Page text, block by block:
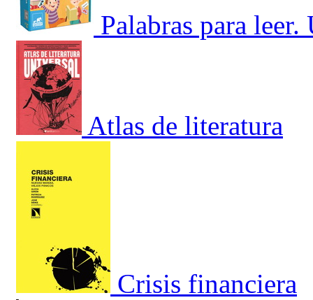
Palabras para
Atlas de literatura
Crisis financiera